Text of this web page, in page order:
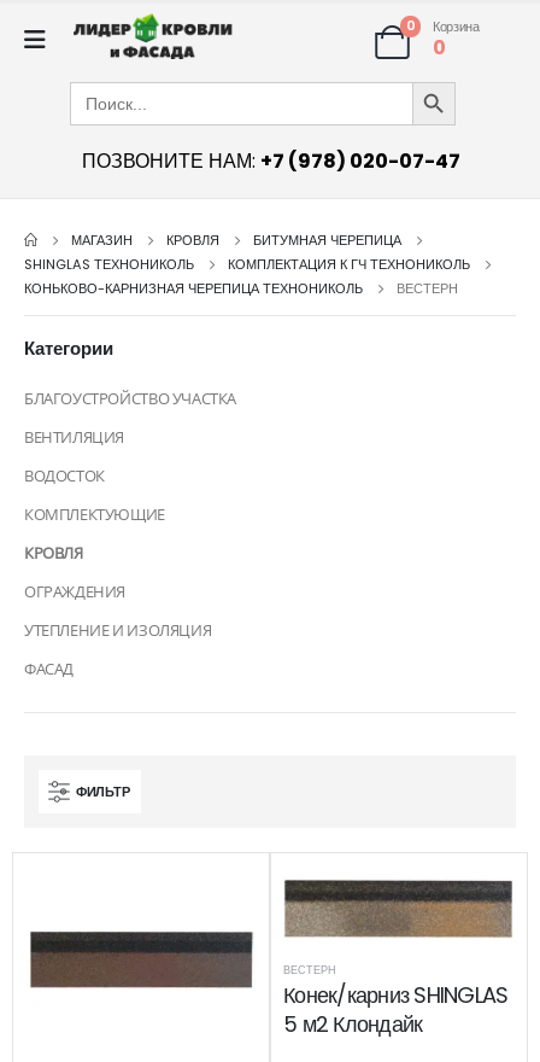
0 Корзина
0
Search
for:
Search Button
ПОЗВОНИТЕ НАМ: +7 (978) 020-07-47
МАГАЗИН КРОВЛЯ
БИТУМНАЯ ЧЕРЕПИЦА
SHINGLAS ТЕХНОНИКОЛЬ
КОМПЛЕКТАЦИЯ К ГЧ ТЕХНОНИКОЛЬ
КОНЬКОВО-КАРНИЗНАЯ ЧЕРЕПИЦА ТЕХНОНИКОЛЬ
ВЕСТЕРН
ФИЛЬТР
ВЕСТЕРН
Конек/карниз SHINGLAS
5 м2 Клондайк
Категории
БЛАГОУСТРОЙСТВО УЧАСТКА
ВЕНТИЛЯЦИЯ
ВОДОСТОК
КОМПЛЕКТУЮЩИЕ
КРОВЛЯ
ОГРАЖДЕНИЯ
УТЕПЛЕНИЕ И ИЗОЛЯЦИЯ
ФАСАД